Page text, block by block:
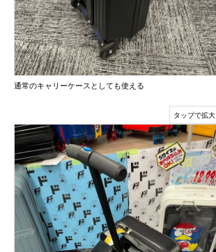
通常のキャリーケースとしても使える